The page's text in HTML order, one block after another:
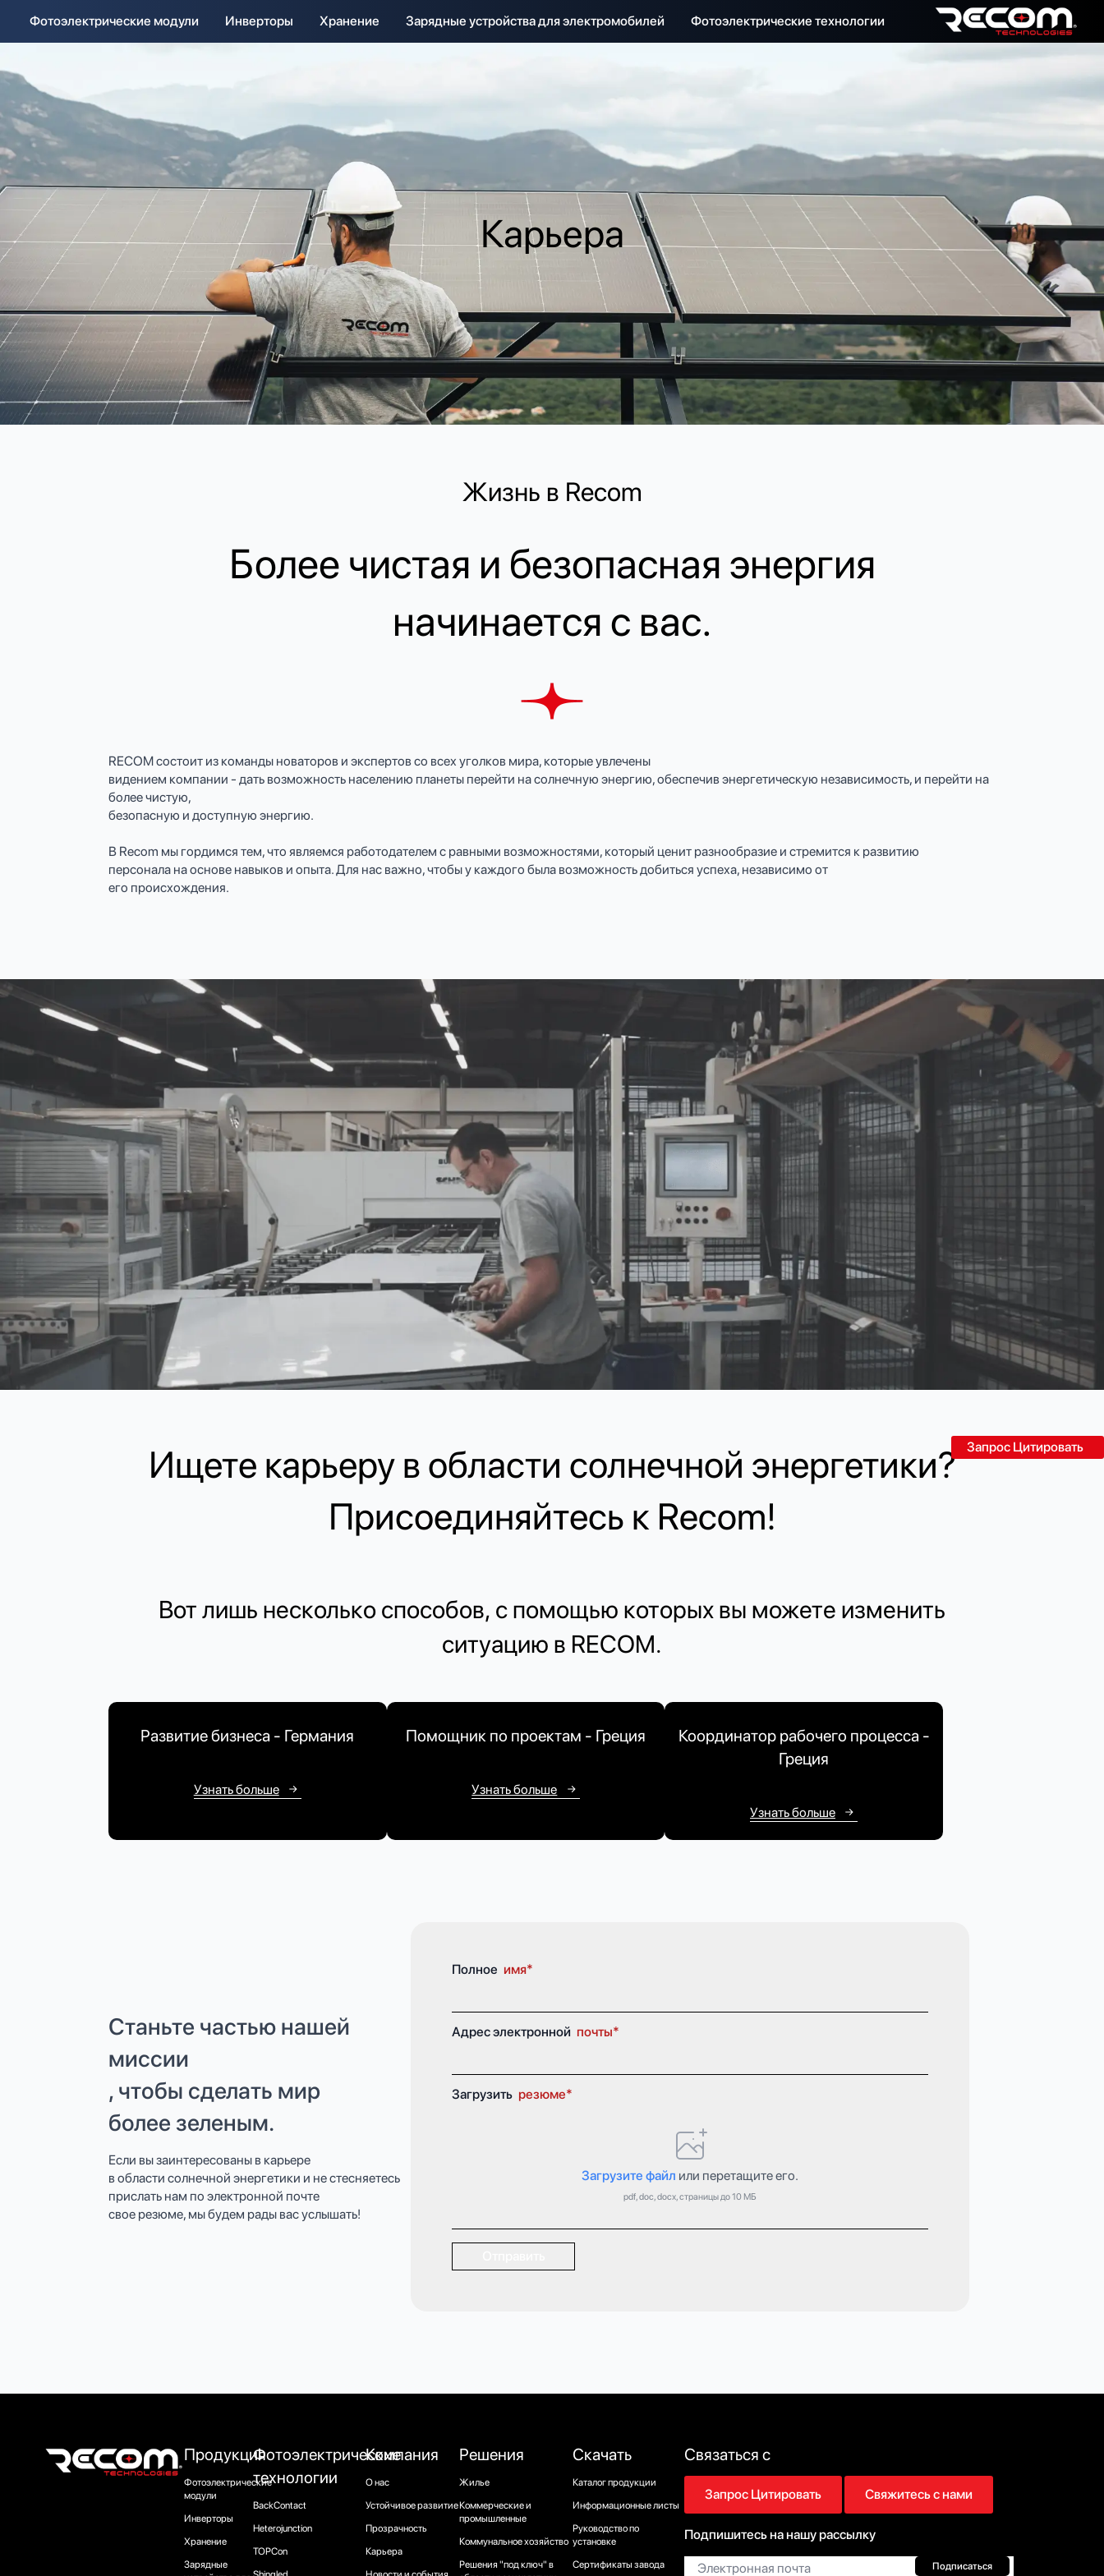
Запрос Цитировать
Фотоэлектрические модули Инверторы Хранение Зарядные устройства для электромобилей Фотоэлектрические технологии
Карьера
Жизнь в Recom
Более чистая и безопасная энергия
начинается с вас.
RECOM состоит из команды новаторов и экспертов со всех уголков мира, которые увлечены
видением компании - дать возможность населению планеты перейти на солнечную энергию, обеспечив энергетическую независимость, и перейти на
более чистую,
безопасную и доступную энергию.
В Recom мы гордимся тем, что являемся работодателем с равными возможностями, который ценит разнообразие и стремится к развитию
персонала на основе навыков и опыта. Для нас важно, чтобы у каждого была возможность добиться успеха, независимо от
его происхождения.
Ищете карьеру в области солнечной энергетики?
Присоединяйтесь к Recom!
Вот лишь несколько способов, с помощью которых вы можете изменить
ситуацию в RECOM.
Развитие бизнеса - Германия
Узнать больше
Помощник по проектам - Греция
Узнать больше
Координатор рабочего процесса -
Греция
Узнать больше
Станьте частью нашей
миссии
, чтобы сделать мир
более зеленым.
Если вы заинтересованы в карьере
в области солнечной энергетики и не стесняетесь
прислать нам по электронной почте
свое резюме, мы будем рады вас услышать!
Полное имя*
Адрес электронной почты*
Загрузить резюме*
Загрузите файл или перетащите его.
pdf, doc, docx, страницы до 10 МБ
Продукция
Фотоэлектрические
модули
Инверторы
Хранение
Зарядные
Фотоэлектрические
технологии
BackContact
Heterojunction
TOPCon
Компания
О нас
Устойчивое развитие
Прозрачность
Карьера
Решения
Жилье
Коммерческие и
промышленные
Коммунальное хозяйство
Решения "под ключ" в
Скачать
Каталог продукции
Информационные листы
Руководство по
установке
Сертификаты завода
Связаться с
Запрос Цитировать Свяжитесь с нами
Подпишитесь на нашу рассылку
Электронная
Подписаться